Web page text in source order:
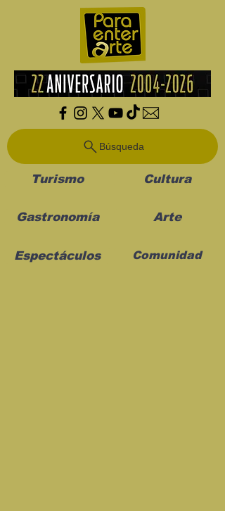
Búsqueda
Turismo Cultura
Gastronomía Arte
Espectáculos Comunidad